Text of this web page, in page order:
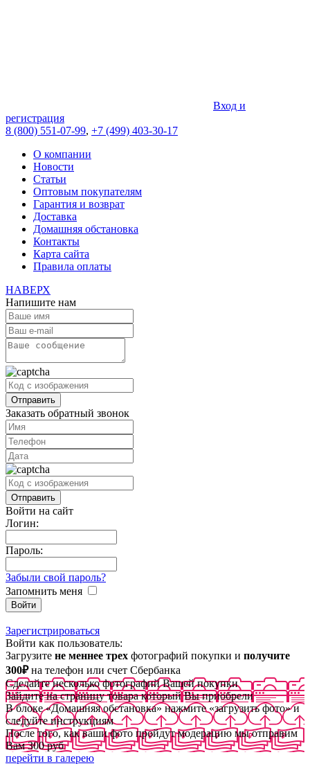
Вход и
регистрация
8 (800) 551-07-99, +7 (499) 403-30-17
О компании
Новости
Статьи
Оптовым покупателям
Гарантия и возврат
Доставка
Домашняя обстановка
Контакты
Карта сайта
Правила оплаты
НАВЕРХ
Напишите нам
Заказать обратный звонок
Войти на сайт
Логин:
Пароль:
Забыли свой пароль?
Запомнить меня
Зарегистрироваться
Войти как пользователь:
Загрузите не меннее трех фотографий покупки и получите
300₽на телефон или счет Сбербанка
Сделайте несколько фотографий Вашей покупки
Зайдите на страницу товара который Вы приобрели
В блоке «Домашняя обстановка» нажмите «загрузить фото» и
следуйте инструкциям
После того, как ваши фото пройдут модерацию мы отправим
Вам 300 руб
перейти в галерею